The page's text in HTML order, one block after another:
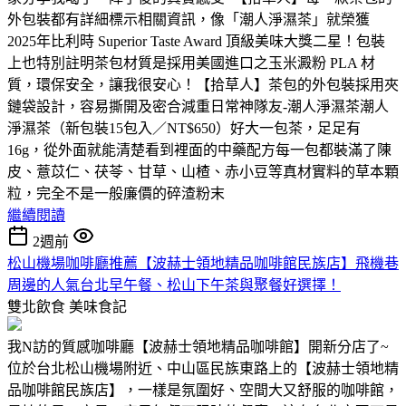
外包裝都有詳細標示相關資訊，像「潮人淨濕茶」就榮獲
2025年比利時 Superior Taste Award 頂級美味大獎二星！包裝
上也特別註明茶包材質是採用美國進口之玉米澱粉 PLA 材
質，環保安全，讓我很安心！【拾草人】茶包的外包裝採用夾
鏈袋設計，容易撕開及密合減重日常神隊友-潮人淨濕茶潮人
淨濕茶（新包裝15包入／NT$650）好大一包茶，足足有
16g，從外面就能清楚看到裡面的中藥配方每一包都裝滿了陳
皮、薏苡仁、茯苓、甘草、山楂、赤小豆等真材實料的草本顆
粒，完全不是一般廉價的碎渣粉末
繼續閱讀
2週前
松山機場咖啡廳推薦【波赫士領地精品咖啡館民族店】飛機巷
周邊的人氣台北早午餐、松山下午茶與聚餐好選擇！
雙北飲食 美味食記
我N訪的質感咖啡廳【波赫士領地精品咖啡館】開新分店了~
位於台北松山機場附近、中山區民族東路上的【波赫士領地精
品咖啡館民族店】，一樣是氛圍好、空間大又舒服的咖啡館，